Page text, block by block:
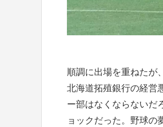
順調に出場を重ねたが
北海道拓殖銀行の経営
ー部はなくならないだ
ョックだった。野球の